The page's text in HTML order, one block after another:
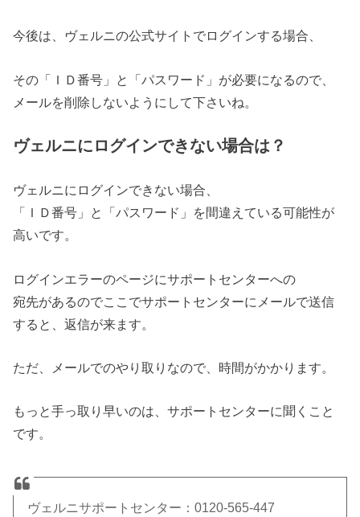
今後は、ヴェルニの公式サイトでログインする場合、
その「ＩＤ番号」と「パスワード」が必要になるので、
メールを削除しないようにして下さいね。
ヴェルニにログインできない場合は？
ヴェルニにログインできない場合、
「ＩＤ番号」と「パスワード」を間違えている可能性が
高いです。
ログインエラーのページにサポートセンターへの
宛先があるのでここでサポートセンターにメールで送信
すると、返信が来ます。
ただ、メールでのやり取りなので、時間がかかります。
もっと手っ取り早いのは、サポートセンターに聞くこと
です。
ヴェルニサポートセンター：0120-565-447